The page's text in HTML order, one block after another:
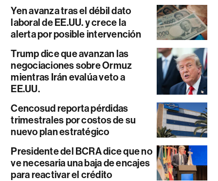
Yen avanza tras el débil dato
laboral de EE.UU. y crece la
alerta por posible intervención
Trump dice que avanzan las
negociaciones sobre Ormuz
mientras Irán evalúa veto a
EE.UU.
Cencosud reporta pérdidas
trimestrales por costos de su
nuevo plan estratégico
Presidente del BCRA dice que no
ve necesaria una baja de encajes
para reactivar el crédito